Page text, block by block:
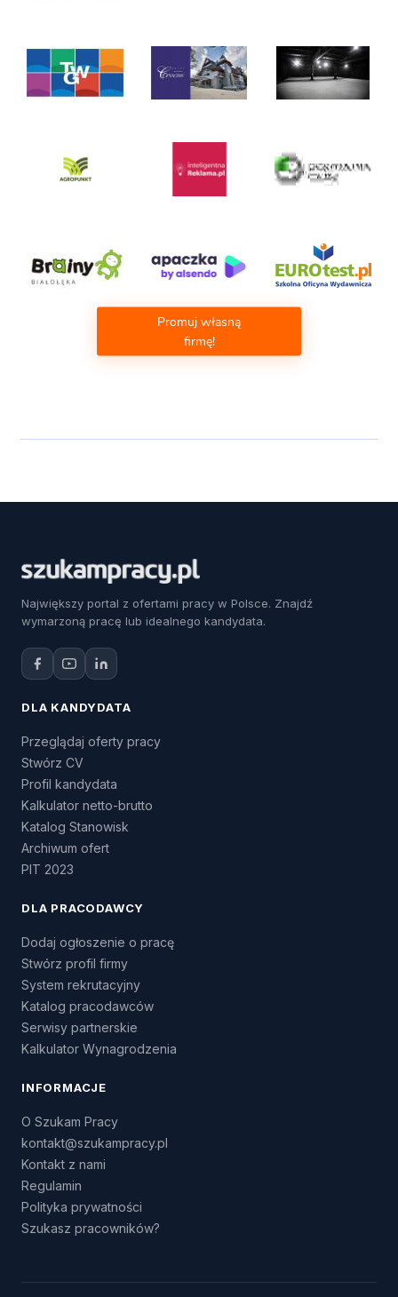
Promuj własną
firmę!
Największy portal z ofertami pracy w Polsce. Znajdź
wymarzoną pracę lub idealnego kandydata.
DLA KANDYDATA
Przeglądaj oferty pracy
Stwórz CV
Profil kandydata
Kalkulator netto-brutto
Katalog Stanowisk
Archiwum ofert
PIT 2023
DLA PRACODAWCY
Dodaj ogłoszenie o pracę
Stwórz profil firmy
System rekrutacyjny
Katalog pracodawców
Serwisy partnerskie
Kalkulator Wynagrodzenia
INFORMACJE
O Szukam Pracy
kontakt@szukampracy.pl
Kontakt z nami
Regulamin
Polityka prywatności
Szukasz pracowników?